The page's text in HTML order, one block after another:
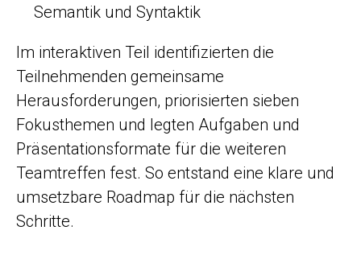
Semantik und Syntaktik
Im interaktiven Teil identifizierten die
Teilnehmenden gemeinsame
Herausforderungen, priorisierten sieben
Fokusthemen und legten Aufgaben und
Präsentationsformate für die weiteren
Teamtreffen fest. So entstand eine klare und
umsetzbare Roadmap für die nächsten
Schritte.